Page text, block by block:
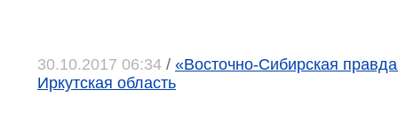
30.10.2017 06:34 / «Восточно-Сибирская
Иркутская область